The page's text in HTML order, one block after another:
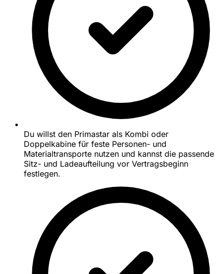
Du willst den Primastar als Kombi oder
Doppelkabine für feste Personen- und
Materialtransporte nutzen und kannst die passende
Sitz- und Ladeaufteilung vor Vertragsbeginn
festlegen.